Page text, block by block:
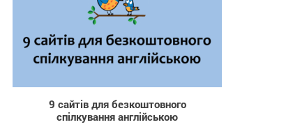
9 сайтів для безкоштовного
спілкування англійською